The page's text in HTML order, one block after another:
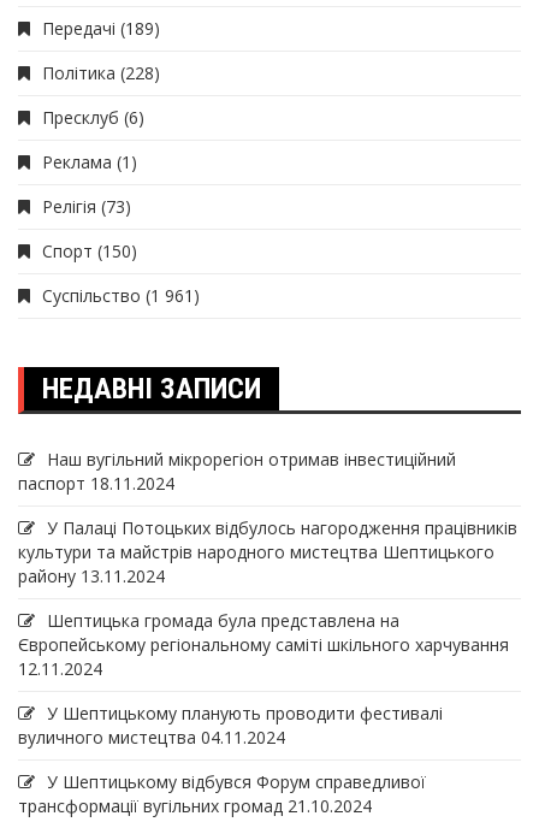
Передачі (189)
Політика (228)
Пресклуб (6)
Реклама (1)
Релігія (73)
Спорт (150)
Суспільство (1 961)
НЕДАВНІ ЗАПИСИ
Наш вугільний мікрорегіон отримав інвеcтиційний
паспорт 18.11.2024
У Палаці Потоцьких відбулось нагородження працівників
культури та майстрів народного мистецтва Шептицького
району 13.11.2024
Шептицька громада була представлена на
Європейському регіональному саміті шкільного харчування
12.11.2024
У Шептицькому планують проводити фестивалі
вуличного мистецтва 04.11.2024
У Шептицькому відбувся Форум справедливої
трансформації вугільних громад 21.10.2024